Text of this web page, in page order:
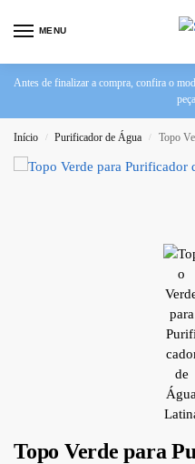
MENU
Antes de finalizar a compra, confira o
Início / Purificador de Água / Topo
Topo Verde para